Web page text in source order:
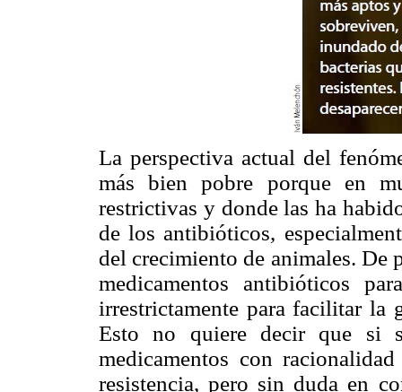
La perspectiva actual del
más bien pobre porque en
restrictivas y donde las ha
de los antibióticos,
del crecimiento de animales. De
medicamentos antibióticos
irrestrictamente para facilitar la
Esto no quiere decir que si
medicamentos con
resistencia, pero sin duda en